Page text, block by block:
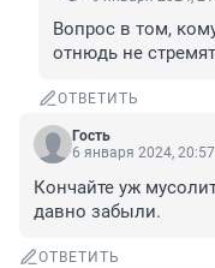
Вопрос в том,
отнюдь не
ОТВЕТИТЬ
Гость
6 января 2024, 20:57
Кончайте уж
давно забыли.
ОТВЕТИТЬ